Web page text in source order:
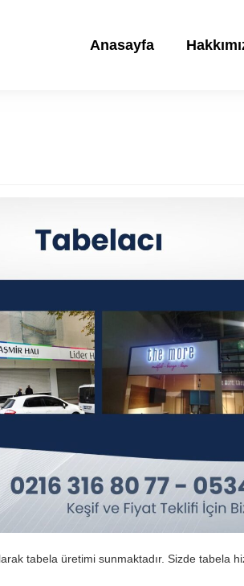
Anasayfa
tabela üretimi sunmaktadır. Sizde tabela